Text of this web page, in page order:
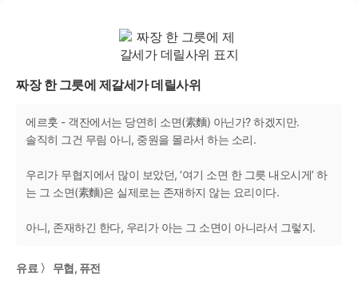
짜장 한 그릇에 제갈세가 데릴사위
에르훗 - 객잔에서는 당연히 소면(素麵) 아닌가? 하겠지만.
솔직히 그건 무림 아니, 중원을 몰라서 하는 소리.
우리가 무협지에서 많이 보았던, ‘여기 소면 한 그릇 내오시게’ 하
는 그 소면(素麵)은 실제로는 존재하지 않는 요리이다.
아니, 존재하긴 한다, 우리가 아는 그 소면이 아니라서 그렇지.
유료 〉 무협, 퓨전